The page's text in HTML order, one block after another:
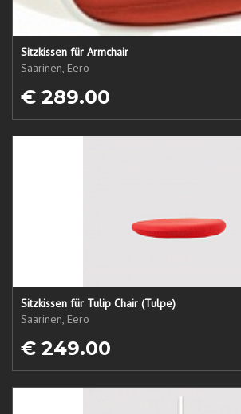
Sitzkissen für Armchair
Saarinen, Eero
€ 289.00
Sitzkissen für Tulip Chair (Tulpe)
Saarinen, Eero
€ 249.00